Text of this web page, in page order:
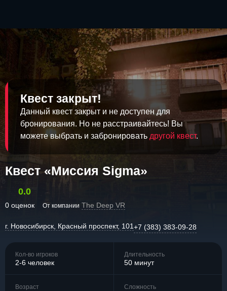
Квест закрыт!
Данный квест закрыт и не доступен для
бронирования. Но не расстраивайтесь! Вы
можете выбрать и забронировать другой квест.
Квест «Миссия Sigma»
0.0
0 оценок От компании The Deep VR
г. Новосибирск, Красный проспект, 101+7 (383) 383-09-28
Кол-во игроков
2-6 человек
Длительность
50 минут
Возраст Сложность